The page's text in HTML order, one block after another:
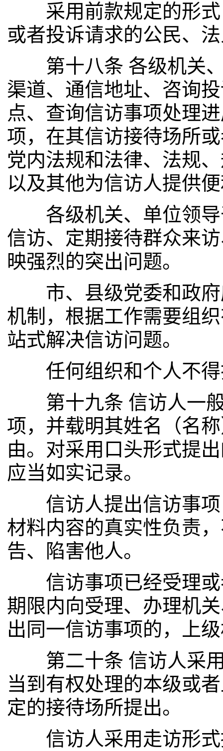
采用前款规定的形式
或者投诉请求的公民、
第十八条 各级机关、
渠道、通信地址、咨询
点、查询信访事项处理
项，在其信访接待场所
党内法规和法律、法规
以及其他为信访人提供
各级机关、单位领导
信访、定期接待群众来
映强烈的突出问题。
市、县级党委和政府
机制，根据工作需要组
站式解决信访问题。
任何组织和个人不得
第十九条 信访人一般
项，并载明其姓名（名
由。对采用口头形式提
应当如实记录。
信访人提出信访事项
材料内容的真实性负责
告、陷害他人。
信访事项已经受理或
期限内向受理、办理机
出同一信访事项的，上
第二十条 信访人采用
当到有权处理的本级或
定的接待场所提出。
信访人采用走访形式